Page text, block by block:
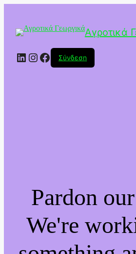
Αγροτικά
Linkedin
Instagram
Facebook
Σύνδεση
Pardon
We're